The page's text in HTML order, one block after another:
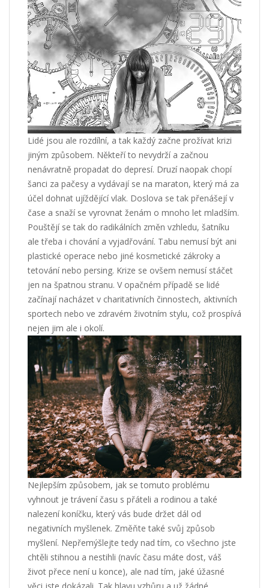
Lidé jsou ale rozdílní, a tak každý začne prožívat krizi
jiným způsobem. Někteří to nevydrží a začnou
nenávratně propadat do depresí. Druzí naopak chopí
šanci za pačesy a vydávají se na maraton, který má za
účel dohnat ujíždějící vlak. Doslova se tak přenášejí v
čase a snaží se vyrovnat ženám o mnoho let mladším.
Pouštějí se tak do radikálních změn vzhledu, šatníku
ale třeba i chování a vyjadřování. Tabu nemusí být ani
plastické operace nebo jiné kosmetické zákroky a
tetování nebo persing. Krize se ovšem nemusí stáčet
jen na špatnou stranu. V opačném případě se lidé
začínají nacházet v charitativních činnostech, aktivních
sportech nebo ve zdravém životním stylu, což prospívá
nejen jim ale i okolí.
Nejlepším způsobem, jak se tomuto problému
vyhnout je trávení času s přáteli a rodinou a také
nalezení koníčku, který vás bude držet dál od
negativních myšlenek. Změňte také svůj způsob
myšlení. Nepřemýšlejte tedy nad tím, co všechno jste
chtěli stihnou a nestihli (navíc času máte dost, váš
život přece není u konce), ale nad tím, jaké úžasné